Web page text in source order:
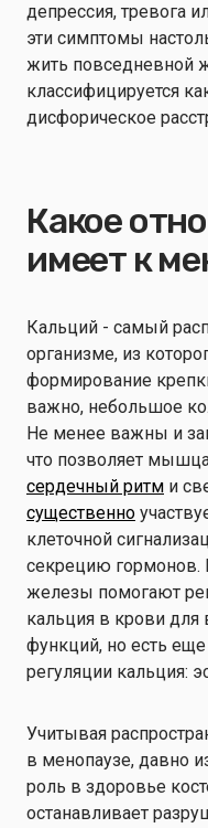
депрессия, тревога
эти симптомы
жить повседневной
классифицируется
дисфорическое
Какое
имеет к
Кальций - самый
организме, из
формирование
важно, небольшое
Не менее важны и
что позволяет
сердечный ритм и
существенно
клеточной
секрецию гормонов.
железы помогают
кальция в крови
функций, но есть
регуляции кальция:
Учитывая
в менопаузе, давно
роль в здоровье
останавливает